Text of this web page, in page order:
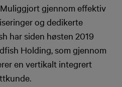
gjennom effektiv
og dedikerte
har siden høsten 2019
Holding, som gjennom
en vertikalt integrert